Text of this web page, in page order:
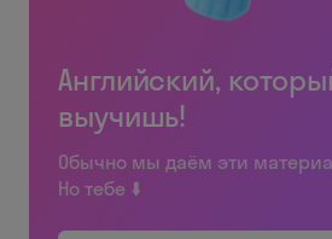
Английский,
выучишь!
Обычно мы даём эти
Но тебе ⬇️